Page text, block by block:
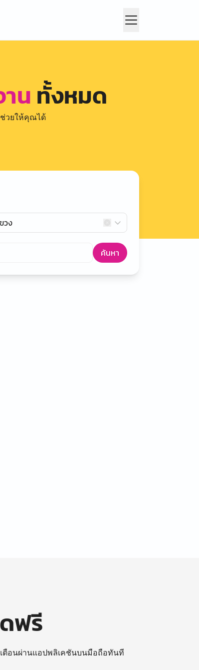
น ทั้งหมด
วยให้คุณได้
วง
ค้นหา
ฟรี
ตือนผ่านแอปพลิเคชันบนมือถือทันที